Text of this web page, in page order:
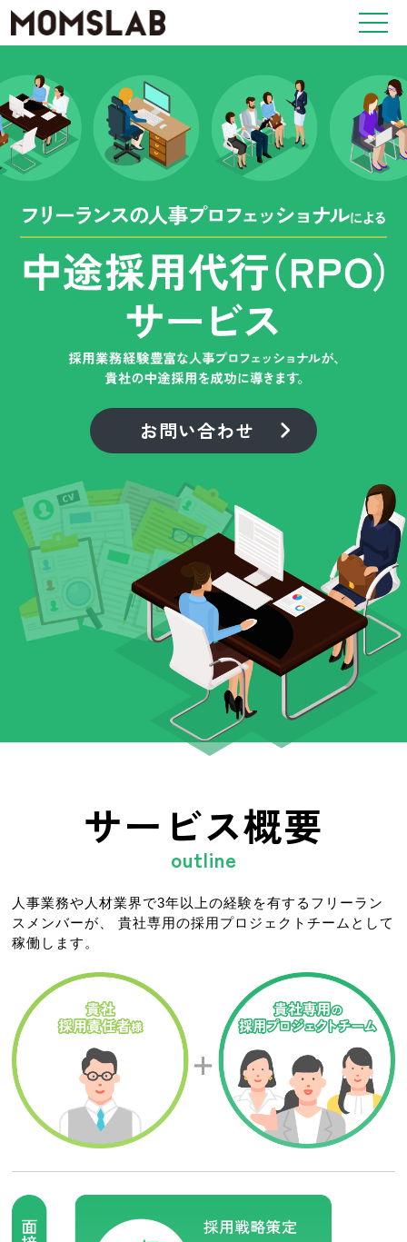
お問い合わせ
サービス概要
outline
人事業務や人材業界で3年以上の経験を有するフリーラン
スメンバーが、
貴社専用の採用プロジェクトチームとして
稼働します。